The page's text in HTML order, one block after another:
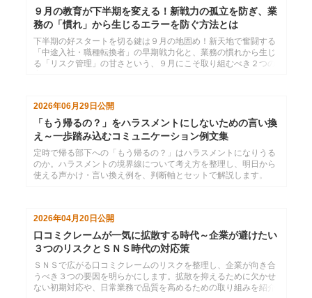
９月の教育が下半期を変える！新戦力の孤立を防ぎ、業
務の「慣れ」から生じるエラーを防ぐ方法とは
下半期の好スタートを切る鍵は９月の地固め！新天地で奮闘する
「中途入社・職種転換者」の早期戦力化と、業務の慣れから生じ
る「リスク管理」の甘さという、９月にこそ取り組むべき２つの
2026年06月29日 公開
「もう帰るの？」をハラスメントにしないための言い換
え～一歩踏み込むコミュニケーション例文集
定時で帰る部下への「もう帰るの？」はハラスメントになりうる
のか。ハラスメントの境界線について考え方を整理し、明日から
使える声かけ・言い換え例を、判断軸とセットで解説します。
2026年04月20日公開
口コミクレームが一気に拡散する時代～企業が避けたい
３つのリスクとＳＮＳ時代の対応策
ＳＮＳで広がる口コミクレームのリスクを整理し、企業が向き合
うべき３つの要因を明らかにします。拡散を抑えるために欠かせ
ない初期対応や、日常業務で品質を高めるための取り組みを紹介